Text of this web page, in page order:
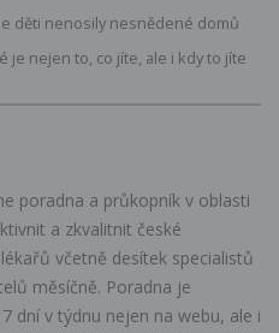
děti nenosily nesnědené domů
je nejen to, co jíte, ale i kdy to jíte
poradna a průkopník v oblasti
a zkvalitnit české
včetně desítek specialistů
měsíčně. Poradna je
dní v týdnu nejen na webu, ale i